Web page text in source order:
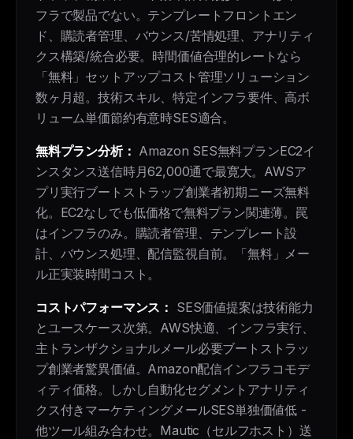
フラで製品でない。テンプレートフロントエン
ド、購読者管理、バウンス/苦情処理、アナリティ
クス構築/統合必要。時間価値合理的レートなら
「無料」セットアップコスト管理ソリューション
数ヶ月超。技術スキル、特定インフラ要件、高ボ
リューム単価節約有意時SES適合。
無料プラン分析： Amazon SES無料プランEC2イ
ンスタンス送信時月62,000通で最寛大。AWSア
プリ実行ブートストラップ創業者初期ニーズ無料
化。EC2なしでも低価格で無料プラン関連薄。罠
はインフラのみ。購読者管理、テンプレート設
計、バウンス処理、配信監視自前。「無料」メー
ル正実装時間コスト。
コストパフォーマンス： SES価値提案は技術能力
とユースケース次第。AWS快適、インフラ実行、
主トランザクショナルメール必要ブートストラッ
プ創業者驚異価値。Amazon配信インフラコモデ
ィティ価格。しかし自動化セグメントアナリティ
クス付きマーケティングメールSES単独価値低 -
他ツール組み合わせ。Mautic（セルフホスト）送